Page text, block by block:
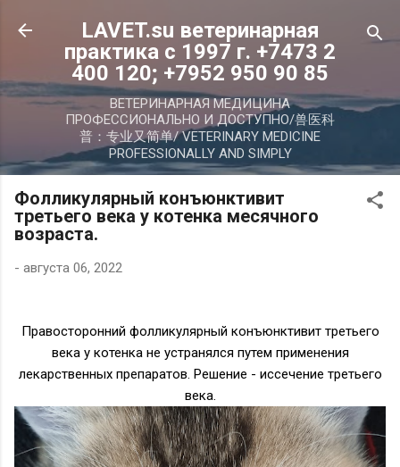
К основному контенту
LAVET.su ветеринарная
практика с 1997 г. +7473 2
400 120; +7952 950 90 85
ВЕТЕРИНАРНАЯ МЕДИЦИНА
ПРОФЕССИОНАЛЬНО И ДОСТУПНО/兽医科
普：专业又简单/ VETERINARY MEDICINE
PROFESSIONALLY AND SIMPLY
Фолликулярный конъюнктивит
третьего века у котенка месячного
возраста.
- августа 06, 2022
Правосторонний фолликулярный конъюнктивит третьего
века у котенка не устранялся путем применения
лекарственных препаратов. Решение - иссечение третьего
века.